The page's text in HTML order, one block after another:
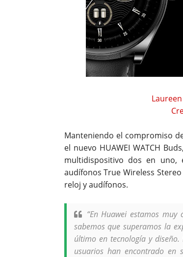
Manteniendo el compromiso
el nuevo HUAWEI WATCH
multidispositivo dos en
audífonos True Wireless
reloj y audífonos.
“En Huawei estamos
sabemos que superamos la
último en tecnología y
usuarios han encontrado